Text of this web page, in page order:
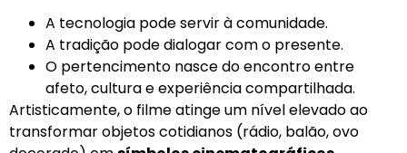
A tecnologia pode servir à comunidade.
A tradição pode dialogar com o presente.
O pertencimento nasce do encontro entre
afeto, cultura e experiência compartilhada.
Artisticamente, o filme atinge um nível elevado ao
transformar objetos cotidianos (rádio, balão, ovo